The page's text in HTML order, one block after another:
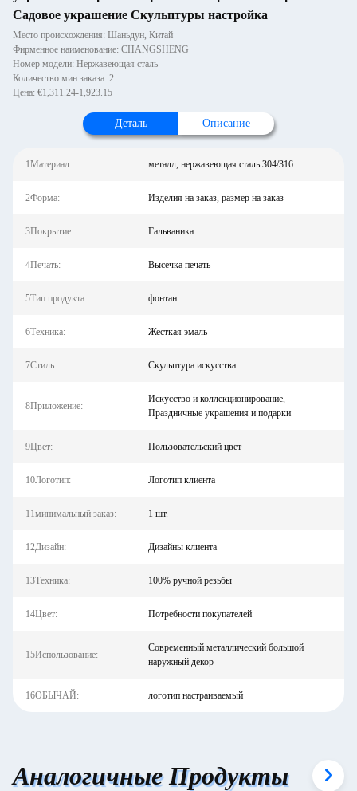
Садовое украшение Скульптуры настройка
Место происхождения: Шаньдун, Китай
Фирменное наименование: CHANGSHENG
Номер модели: Нержавеющая сталь
Количество мин заказа: 2
Цена: €1,311.24-1,923.15
Деталь Описание
1Материал: металл, нержавеющая сталь 304/316
2Форма: Изделия на заказ, размер на заказ
3Покрытие: Гальваника
4Печать: Высечка печать
5Тип продукта: фонтан
6Техника: Жесткая эмаль
7Стиль: Скульптура искусства
8Приложение:
Искусство и коллекционирование,
Праздничные украшения и подарки
9Цвет: Пользовательский цвет
10Логотип: Логотип клиента
11минимальный заказ: 1 шт.
12Дизайн: Дизайны клиента
13Техника: 100% ручной резьбы
14Цвет: Потребности покупателей
15Использование:
Современный металлический большой
наружный декор
16ОБЫЧАЙ: логотип настраиваемый
Аналогичные Продукты